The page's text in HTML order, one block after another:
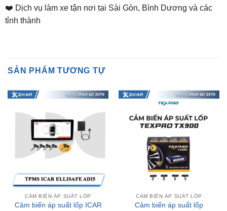
Cảm biến áp suất lốp ICAR
Ellisafe ADI5
₫3,200,000
CẢM BIẾN ÁP SUẤT LỐP
Cảm biến áp suất lốp
₫3,000,000